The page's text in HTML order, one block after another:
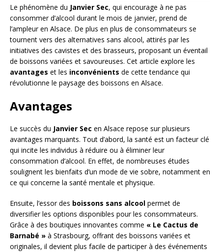
Le phénomène du Janvier Sec, qui encourage à ne pas
consommer d’alcool durant le mois de janvier, prend de
l’ampleur en Alsace. De plus en plus de consommateurs se
tournent vers des alternatives sans alcool, attirés par les
initiatives des cavistes et des brasseurs, proposant un éventail
de boissons variées et savoureuses. Cet article explore les
avantages et les inconvénients de cette tendance qui
révolutionne le paysage des boissons en Alsace.
Avantages
Le succès du Janvier Sec en Alsace repose sur plusieurs
avantages marquants. Tout d’abord, la santé est un facteur clé
qui incite les individus à réduire ou à éliminer leur
consommation d’alcool. En effet, de nombreuses études
soulignent les bienfaits d’un mode de vie sobre, notamment en
ce qui concerne la santé mentale et physique.
Ensuite, l’essor des boissons sans alcool permet de
diversifier les options disponibles pour les consommateurs.
Grâce à des boutiques innovantes comme « Le Cactus de
Barnabé » à Strasbourg, offrant des boissons variées et
originales, il devient plus facile de participer à des événements